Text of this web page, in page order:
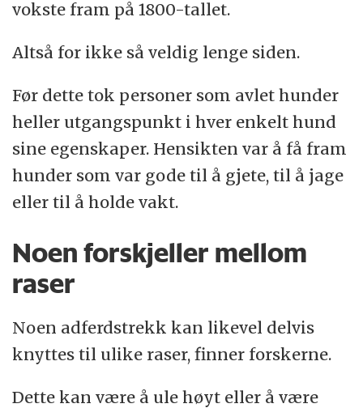
vokste fram på 1800-tallet.
Altså for ikke så veldig lenge siden.
Før dette tok personer som avlet hunder
heller utgangspunkt i hver enkelt hund
sine egenskaper. Hensikten var å få fram
hunder som var gode til å gjete, til å jage
eller til å holde vakt.
Noen forskjeller mellom
raser
Noen adferdstrekk kan likevel delvis
knyttes til ulike raser, finner forskerne.
Dette kan være å ule høyt eller å være